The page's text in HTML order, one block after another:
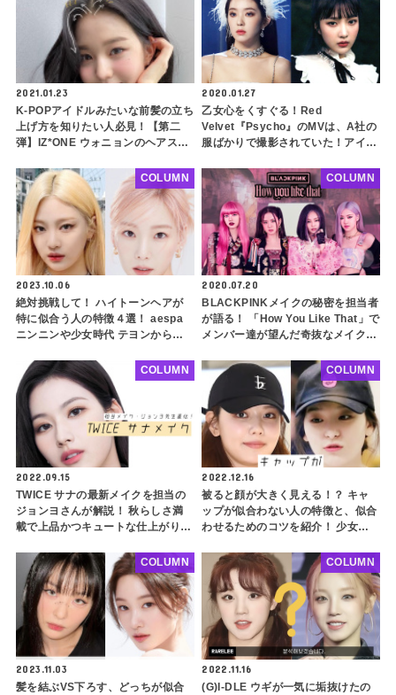
2021.01.23
K-POPアイドルみたいな前髪の立ち
上げ方を知りたい人必見！【第二
弾】IZ*ONE ウォニョンのヘアスタ
ヘアをマスターしよう
2020.01.27
乙女心をくすぐる！Red
Velvet『Psycho』のMVは、A社の
服ばかりで撮影されていた！アイリ
のブランド名とは？
2023.10.06
絶対挑戦して！ ハイトーンヘアが
特に似合う人の特徴４選！ aespa
ニンニンや少女時代 テヨンから見
るタイプとは
COLUMN
2020.07.20
BLACKPINKメイクの秘密を担当者
が語る！ 「How You Like That」で
メンバー達が望んだ奇抜なメイクと
COLUMN
2022.09.15
TWICE サナの最新メイクを担当の
ジョンヨさんが解説！ 秋らしさ満
載で上品かつキュートな仕上がり
くさん！ 使用製品もたっぷり紹介
COLUMN
2022.12.16
被ると顔が大きく見える！？ キャ
ップが似合わない人の特徴と、似合
わせるためのコツを紹介！ 少女時
合わない・・ その理由とは？
COLUMN
2023.11.03
髪を結ぶVS下ろす、どっちが似合
COLUMN
2022.11.16
(G)I-DLE ウギが一気に垢抜けたの
COLUMN